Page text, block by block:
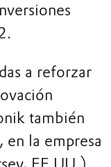
a reforzar
también
la empresa